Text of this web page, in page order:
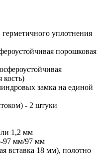
герметичного уплотнения
порошковая
кость)
замка на единой
- 2 штуки
1,2 мм
97 мм/97 мм
вставка 18 мм), полотно